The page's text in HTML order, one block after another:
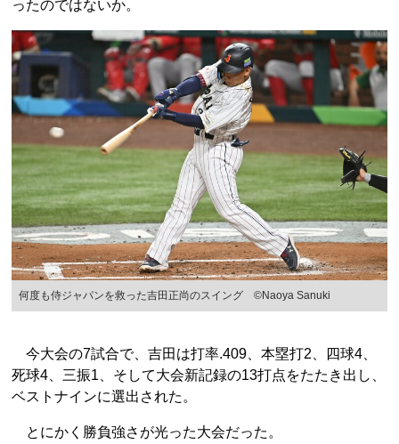
ったのではないか。
何度も侍ジャパンを救った吉田正尚のスイング ©︎Naoya Sanuki
今大会の7試合で、吉田は打率.409、本塁打2、四球4、
死球4、三振1、そして大会新記録の13打点をたたき出し、
ベストナインに選出された。
とにかく勝負強さが光った大会だった。